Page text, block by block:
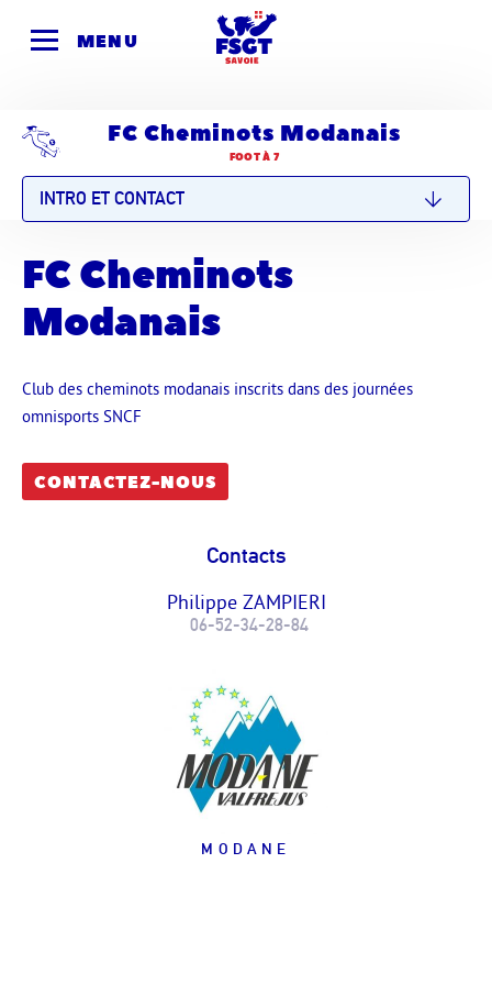
MENU
FC Cheminots Modanais
FOOT À 7
INTRO ET CONTACT
MODANE
FC Cheminots
Modanais
Club des cheminots modanais inscrits dans des journées
omnisports SNCF
CONTACTEZ-NOUS
Contacts
Philippe ZAMPIERI
06-52-34-28-84